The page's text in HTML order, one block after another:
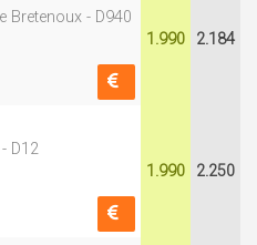
Bretenoux - D940
1.990 2.184
D12
1.990 2.250